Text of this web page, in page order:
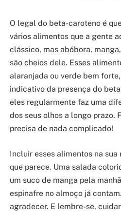
O legal do beta-caroteno é
vários alimentos que a gente
clássico, mas abóbora,
são cheios dele. Esses
alaranjada ou verde bem
indicativo da presença do
eles regularmente faz uma
dos seus olhos a longo prazo.
precisa de nada complicado!
Incluir esses alimentos na
que parece. Uma salada
um suco de manga pela
espinafre no almoço já
agradecer. E lembre-se,